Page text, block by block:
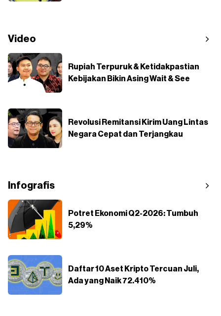
Video
Rupiah Terpuruk & Ketidakpastian
Kebijakan Bikin Asing Wait & See
Revolusi Remitansi Kirim Uang Lintas
Negara Cepat dan Terjangkau
Infografis
Potret Ekonomi Q2-2026: Tumbuh
5,29%
Daftar 10 Aset Kripto Tercuan Juli,
Ada yang Naik 72.410%